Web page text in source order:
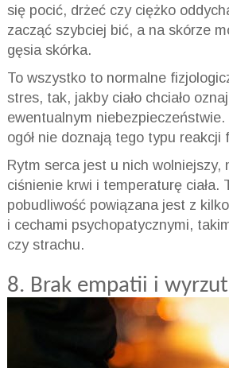
się pocić, drżeć czy ciężko
zacząć szybciej bić, a na skórze
gęsia skórka.
To wszystko to normalne
stres, tak, jakby ciało chciało
ewentualnym
ogół nie doznają tego typu reakcji
Rytm serca jest u nich wolniejszy,
ciśnienie krwi i temperaturę ciała.
pobudliwość powiązana jest z
i cechami psychopatycznymi,
czy strachu.
8. Brak empatii i